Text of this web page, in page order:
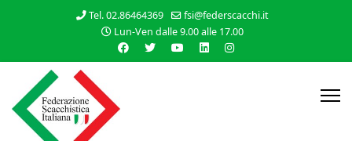
Tel. 02.86464369
fsi@federscacchi.it
Lun-Ven dalle 9.00 alle 17.00